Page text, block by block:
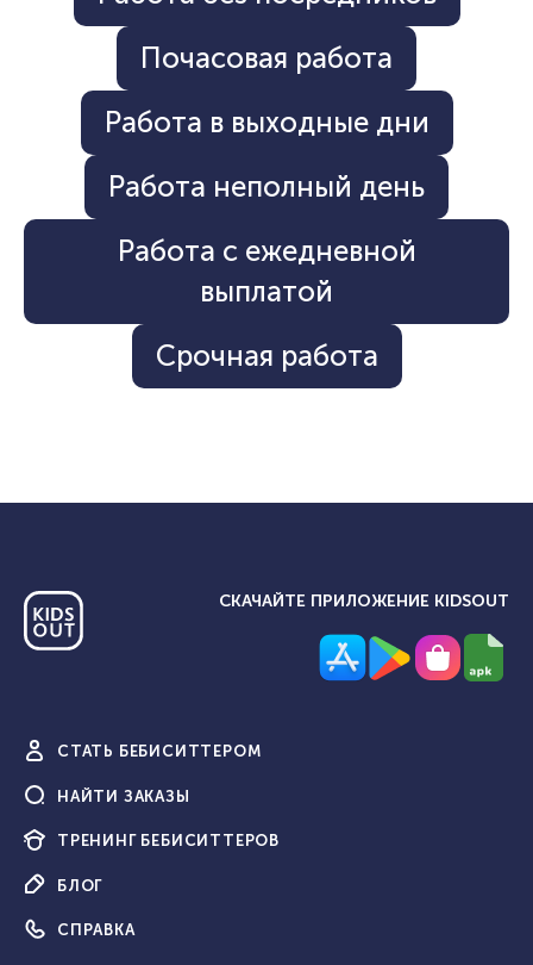
Почасовая работа
Работа в выходные дни
Работа неполный день
Работа с ежедневной
выплатой
Срочная работа
СКАЧАЙТЕ ПРИЛОЖЕНИЕ KIDSOUT
СТАТЬ БЕБИСИТТЕРОМ
НАЙТИ ЗАКАЗЫ
ТРЕНИНГ БЕБИСИТТЕРОВ
БЛОГ
СПРАВКА